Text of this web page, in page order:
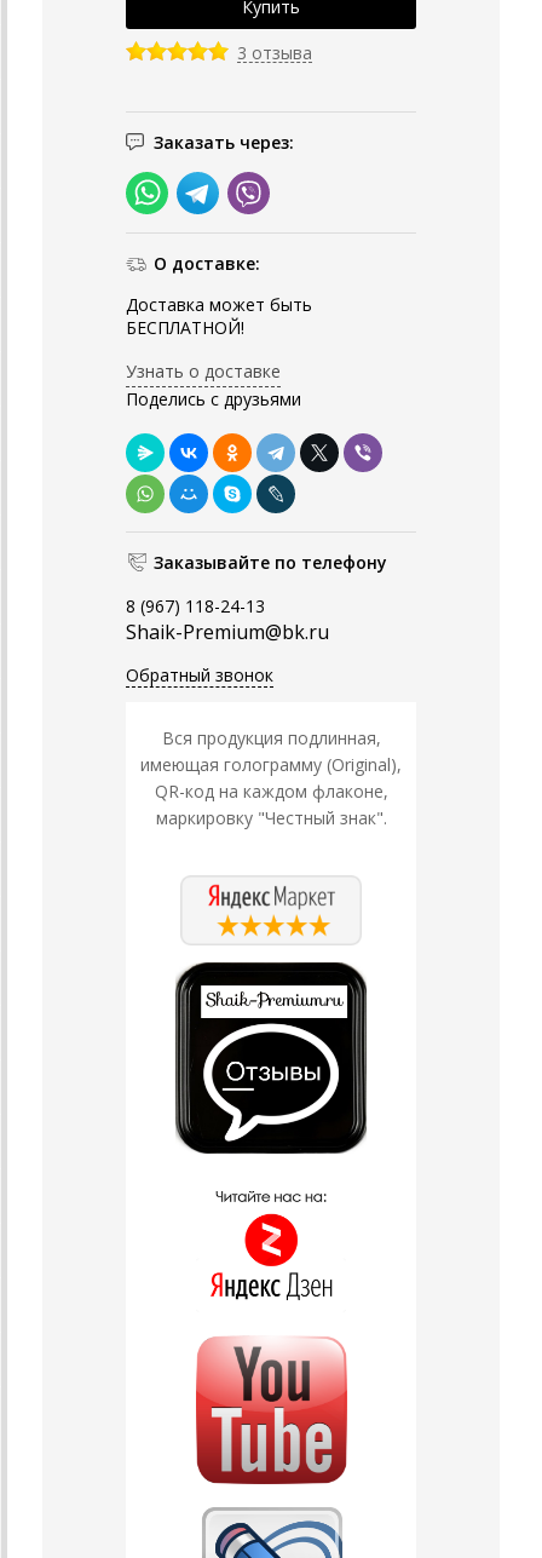
3 отзыва
Заказать через:
О доставке:
Доставка может быть
БЕСПЛАТНОЙ!
Узнать о доставке
Поделись с друзьями
Заказывайте по телефону
8 (967) 118-24-13
Shaik-Premium@bk.ru
Обратный звонок
Вся продукция подлинная,
имеющая голограмму (Original),
QR-код на каждом флаконе,
маркировку "Честный знак".